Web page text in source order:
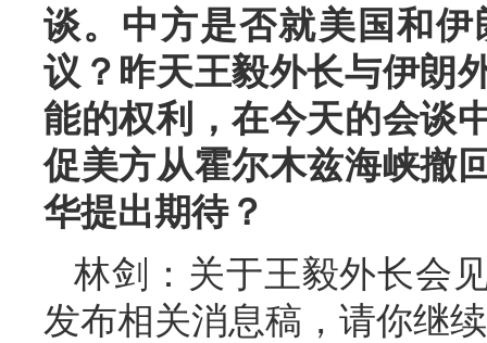
谈。中方是否就美国和
议？昨天王毅外长与伊朗
能的权利，在今天的会谈
促美方从霍尔木兹海峡撤
华提出期待？
林剑：关于王毅外长会
发布相关消息稿，请你继